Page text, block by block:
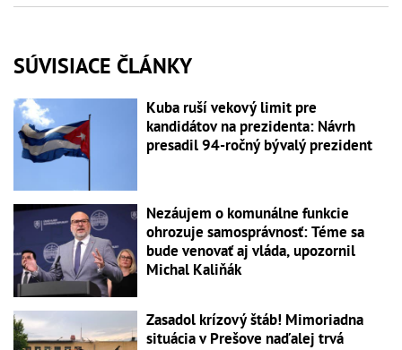
SÚVISIACE ČLÁNKY
Kuba ruší vekový limit pre
kandidátov na prezidenta: Návrh
presadil 94-ročný bývalý prezident
Nezáujem o komunálne funkcie
ohrozuje samosprávnosť: Téme sa
bude venovať aj vláda, upozornil
Michal Kaliňák
Zasadol krízový štáb! Mimoriadna
situácia v Prešove naďalej trvá